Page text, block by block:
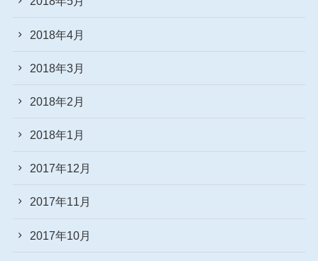
2018年4月
2018年3月
2018年2月
2018年1月
2017年12月
2017年11月
2017年10月